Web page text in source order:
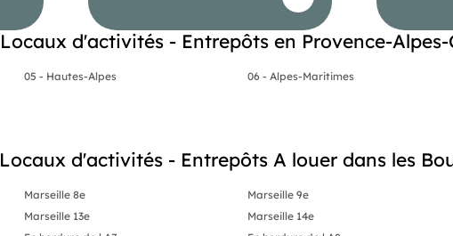
Locaux d'activités - Entrepôts en Provence-
05 - Hautes-Alpes 06 - Alpes-Maritimes
Locaux d'activités - Entrepôts A louer dans les
Marseille 8e Marseille 9e
Marseille 13e Marseille 14e